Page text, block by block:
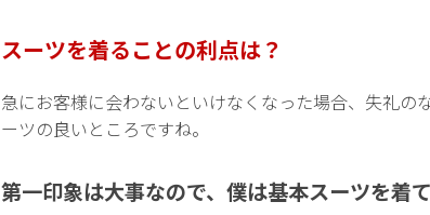
スーツを着ることの利点は？
急にお客様に会わないといけなくなった場合、失礼の
ーツの良いところですね。
第一印象は大事なので、僕は基本スーツを着て